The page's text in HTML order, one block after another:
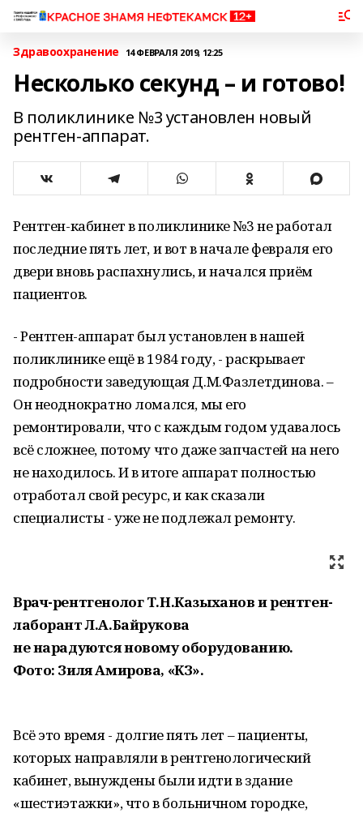
Здравоохранение 14 ФЕВРАЛЯ 2019, 12:25
Несколько секунд – и готово!
В поликлинике №3 установлен новый
рентген-аппарат.
Рентген-кабинет в поликлинике №3 не работал
последние пять лет, и вот в начале февраля его
двери вновь распахнулись, и начался приём
пациентов.
- Рентген-аппарат был установлен в нашей
поликлинике ещё в 1984 году, - раскрывает
подробности заведующая Д.М.Фазлетдинова. –
Он неоднократно ломался, мы его
ремонтировали, что с каждым годом удавалось
всё сложнее, потому что даже запчастей на него
не находилось. И в итоге аппарат полностью
отработал свой ресурс, и как сказали
специалисты - уже не подлежал ремонту.
Врач-рентгенолог Т.Н.Казыханов и рентген-
лаборант Л.А.Байрукова
не нарадуются новому оборудованию.
Фото: Зиля Амирова, «КЗ».
Всё это время - долгие пять лет – пациенты,
которых направляли в рентгенологический
кабинет, вынуждены были идти в здание
«шестиэтажки», что в больничном городке,